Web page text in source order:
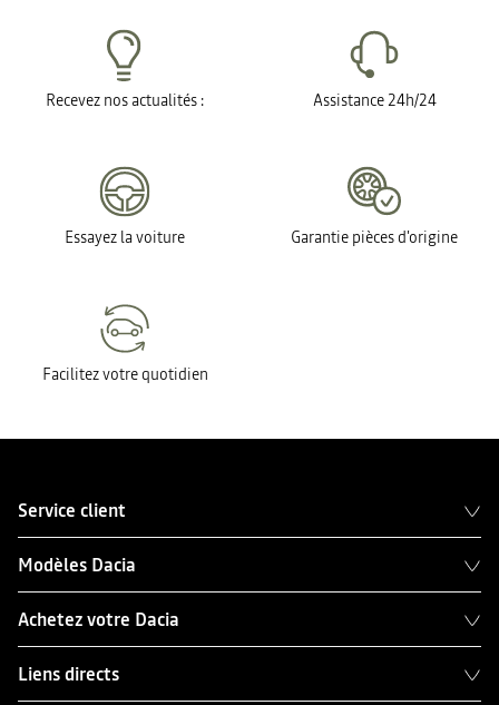
Recevez nos actualités : Assistance 24h/24
Essayez la voiture Garantie pièces d'origine
Facilitez votre quotidien
Service client
Modèles Dacia
Achetez votre Dacia
Liens directs